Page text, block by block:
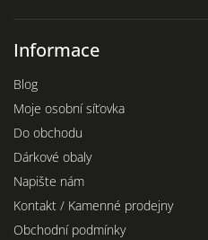
Informace
Blog
Moje osobní síťovka
Do obchodu
Dárkové obaly
Napište nám
Kontakt / Kamenné prodejny
Obchodní podmínky